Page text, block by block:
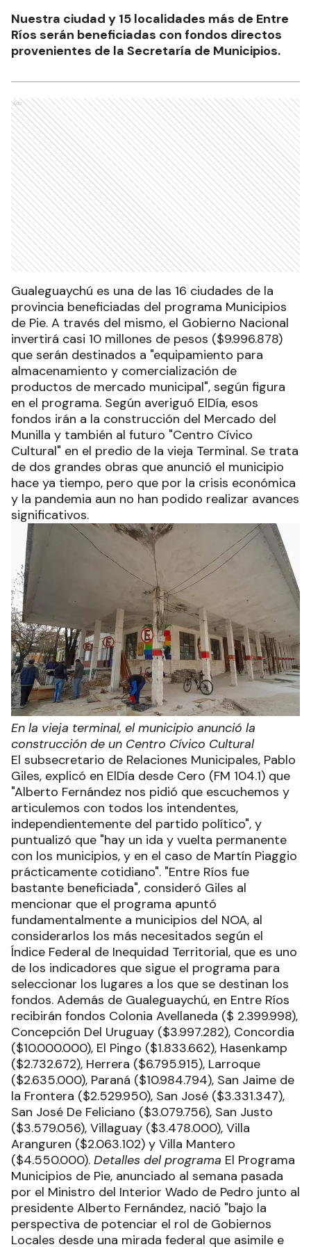
Nuestra ciudad y 15 localidades más de Entre
Ríos serán beneficiadas con fondos directos
provenientes de la Secretaría de Municipios.
Ads
Gualeguaychú es una de las 16 ciudades de la
provincia beneficiadas del programa Municipios
de Pie. A través del mismo, el Gobierno Nacional
invertirá casi 10 millones de pesos ($9.996.878)
que serán destinados a "equipamiento para
almacenamiento y comercialización de
productos de mercado municipal", según figura
en el programa. Según averiguó ElDía, esos
fondos irán a la construcción del Mercado del
Munilla y también al futuro "Centro Cívico
Cultural" en el predio de la vieja Terminal. Se trata
de dos grandes obras que anunció el municipio
hace ya tiempo, pero que por la crisis económica
y la pandemia aun no han podido realizar avances
significativos.
En la vieja terminal, el municipio anunció la
construcción de un Centro Cívico Cultural
El subsecretario de Relaciones Municipales, Pablo
Giles, explicó en ElDía desde Cero (FM 104.1) que
"Alberto Fernández nos pidió que escuchemos y
articulemos con todos los intendentes,
independientemente del partido político", y
puntualizó que "hay un ida y vuelta permanente
con los municipios, y en el caso de Martín Piaggio
prácticamente cotidiano". "Entre Ríos fue
bastante beneficiada", consideró Giles al
mencionar que el programa apuntó
fundamentalmente a municipios del NOA, al
considerarlos los más necesitados según el
Índice Federal de Inequidad Territorial, que es uno
de los indicadores que sigue el programa para
seleccionar los lugares a los que se destinan los
fondos. Además de Gualeguaychú, en Entre Ríos
recibirán fondos Colonia Avellaneda ($ 2.399.998),
Concepción Del Uruguay ($3.997.282), Concordia
($10.000.000), El Pingo ($1.833.662), Hasenkamp
($2.732.672), Herrera ($6.795.915), Larroque
($2.635.000), Paraná ($10.984.794), San Jaime de
la Frontera ($2.529.950), San José ($3.331.347),
San José De Feliciano ($3.079.756), San Justo
($3.579.056), Villaguay ($3.478.000), Villa
Aranguren ($2.063.102) y Villa Mantero
($4.550.000). Detalles del programa El Programa
Municipios de Pie, anunciado al semana pasada
por el Ministro del Interior Wado de Pedro junto al
presidente Alberto Fernández, nació "bajo la
perspectiva de potenciar el rol de Gobiernos
Locales desde una mirada federal que asimile e